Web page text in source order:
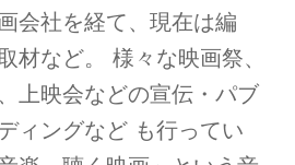
会社を経て、現在は編
材など。 様々な映画祭、
上映会などの宣伝・パブ
ィングなど も行ってい